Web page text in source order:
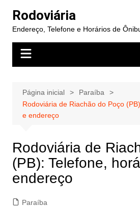
para
conteúdo
Rodoviária
Endereço, Telefone e Horários de
Página inicial
Paraíba
Rodoviária de Riachão do Poço
e endereço
Rodoviária de
(PB): Telefone,
endereço
Paraíba